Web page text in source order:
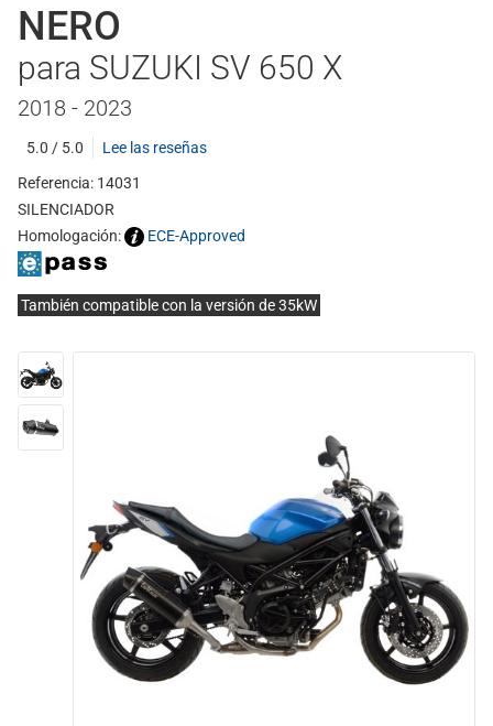
NERO
para SUZUKI SV 650 X
2018 - 2023
5.0 / 5.0
Lee las reseñas
Referencia: 14031
SILENCIADOR
Homologación:
ECE-Approved
También compatible con la versión de 35kW